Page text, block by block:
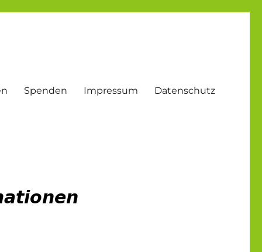
Spenden Impressum Datenschutz